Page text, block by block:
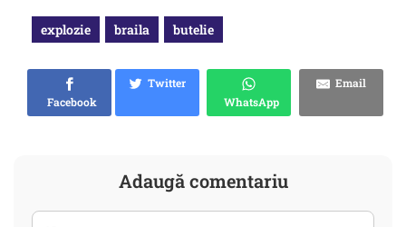
explozie braila butelie
Facebook
Twitter
WhatsApp
Email
Adaugă comentariu